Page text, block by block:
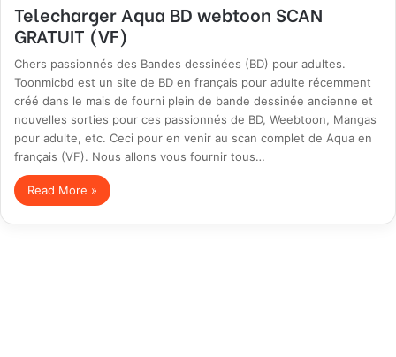
Telecharger Aqua BD webtoon SCAN
GRATUIT (VF)
Chers passionnés des Bandes dessinées (BD) pour adultes.
Toonmicbd est un site de BD en français pour adulte récemment
créé dans le mais de fourni plein de bande dessinée ancienne et
nouvelles sorties pour ces passionnés de BD, Weebtoon, Mangas
pour adulte, etc. Ceci pour en venir au scan complet de Aqua en
français (VF). Nous allons vous fournir tous…
Read More »